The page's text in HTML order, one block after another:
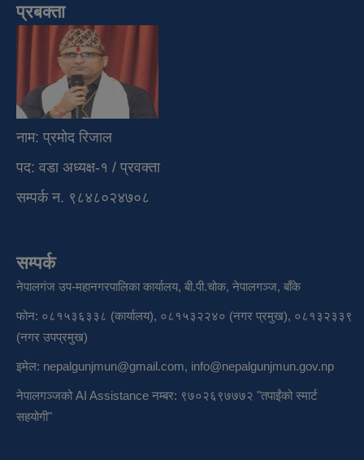
प्रबक्ता
नाम: प्रमोद रिजाल
पद: वडा अध्यक्ष-१ / प्रवक्ता
सम्पर्क न. ९८४८०२४७०८
सम्पर्क
नेपालगंज उप-महानगरपालिका कार्यालय, बी.पी.चोक, नेपालगञ्ज, बाँके
फोन: ०८१५३६३३८ (कार्यालय), ०८१५३२२४० (नगर प्रमुख), ०८१३२३३९
(नगर उपप्रमुख)
इमेल: nepalgunjmun@gmail.com, info@nepalgunjmun.gov.np
नेपालगञ्जको AI Assistance नम्बर: ९७०२६९७७७२ "तपाईंको स्मार्ट
सहयोगी"